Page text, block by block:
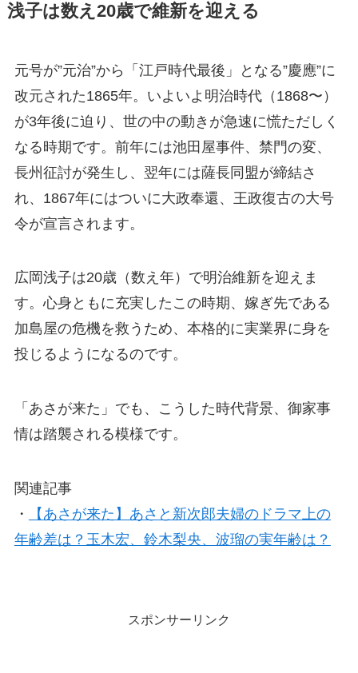
浅子は数え20歳で維新を迎える
元号が”元治”から「江戸時代最後」となる”慶應”に
改元された1865年。いよいよ明治時代（1868〜）
が3年後に迫り、世の中の動きが急速に慌ただしく
なる時期です。前年には池田屋事件、禁門の変、
長州征討が発生し、翌年には薩長同盟が締結さ
れ、1867年にはついに大政奉還、王政復古の大号
令が宣言されます。
広岡浅子は20歳（数え年）で明治維新を迎えま
す。心身ともに充実したこの時期、嫁ぎ先である
加島屋の危機を救うため、本格的に実業界に身を
投じるようになるのです。
「あさが来た」でも、こうした時代背景、御家事
情は踏襲される模様です。
関連記事
・
【あさが来た】あさと新次郎夫婦のドラマ上の
年齢差は？玉木宏、鈴木梨央、波瑠の実年齢は？
スポンサーリンク